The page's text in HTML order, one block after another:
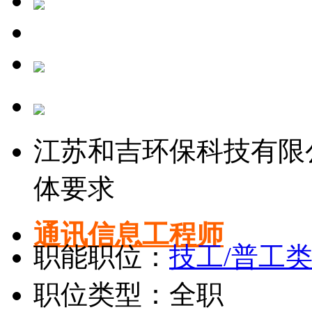
江苏和吉环保科技有
体要求
通讯信息工程师
职能职位：技工/普工类
职位类型：全职